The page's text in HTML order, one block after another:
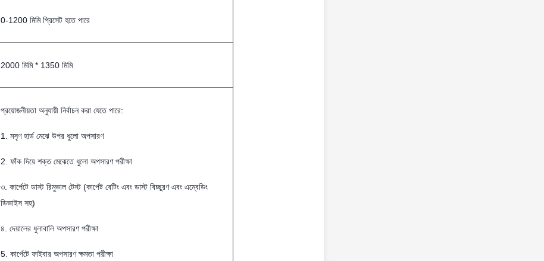
0-1200 মিমি প্রিসেট হতে পারে
2000 মিমি * 1350 মিমি
প্রয়োজনীয়তা অনুযায়ী নির্বাচন করা যেতে পারে:
1. মসৃণ হার্ড মেঝে উপর ধুলো অপসারণ
2. ফাঁক দিয়ে শক্ত মেঝেতে ধুলো অপসারণ পরীক্ষা
৩. কার্পেটে ডাস্ট রিমুভাল টেস্ট (কার্পেট বেটিং এবং ডাস্ট বিচ্ছুরণ এবং এম্বেডিং
ডিভাইস সহ)
৪. দেয়ালের ধুলাবালি অপসারণ পরীক্ষা
5. কার্পেটে ফাইবার অপসারণ ক্ষমতা পরীক্ষা